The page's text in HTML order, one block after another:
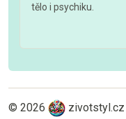
tělo i psychiku.
© 2026